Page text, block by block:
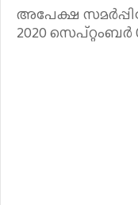
അപേക്ഷ
2020 സെപ്റ്റംബർ